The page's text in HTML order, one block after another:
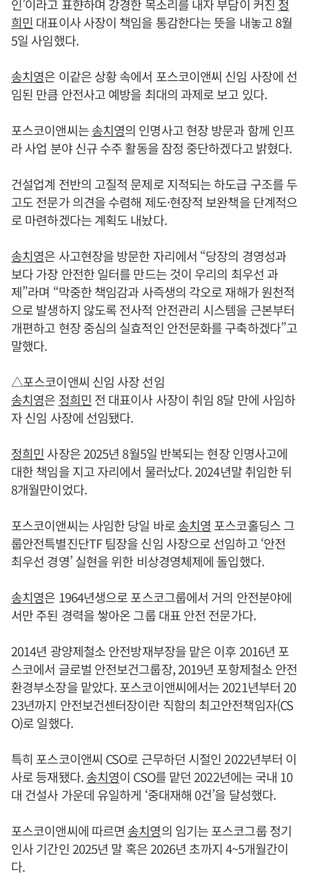
인’이라고 표햔하며 강경한 목소리를 내자 부담이 커진 정
희민 대표이사 사장이 책임을 통감한다는 뜻을 내놓고 8월
5일 사임했다.
송치영은 이같은 상황 속에서 포스코이앤씨 신임 사장에 선
임된 만큼 안전사고 예방을 최대의 과제로 보고 있다.
포스코이앤씨는송치영의 인명사고 현장 방문과 함께 인프
라 사업 분야 신규 수주 활동을 잠정 중단하겠다고 밝혔다.
건설업계 전반의 고질적 문제로 지적되는 하도급 구조를 두
고도 전문가 의견을 수렴해 제도·현장적 보완책을 단계적으
로 마련하겠다는 계획도 내놨다.
송치영은 사고현장을 방문한 자리에서 “당장의 경영성과
보다 가장 안전한 일터를 만드는 것이 우리의 최우선 과
제”라며 “막중한 책임감과 사즉생의 각오로 재해가 원천적
으로 발생하지 않도록 전사적 안전관리 시스템을 근본부터
개편하고 현장 중심의 실효적인 안전문화를 구축하겠다”고
말했다.
△포스코이앤씨 신임 사장 선임
송치영은 정희민 전 대표이사 사장이 취임 8달 만에 사임하
자 신임 사장에 선임됐다.
정희민 사장은 2025년 8월5일 반복되는 현장 인명사고에
대한 책임을 지고 자리에서 물러났다. 2024년말 취임한 뒤
8개월만이었다.
포스코이앤씨는 사임한 당일 바로송치영 포스코홀딩스 그
룹안전특별진단TF 팀장을 신임 사장으로 선임하고 ‘안전
최우선 경영’ 실현을 위한 비상경영체제에 돌입했다.
송치영은 1964년생으로 포스코그룹에서 거의 안전분야에
서만 주된 경력을 쌓아온 그룹 대표 안전 전문가다.
2014년 광양제철소 안전방재부장을 맡은 이후 2016년 포
스코에서 글로벌 안전보건그룹장, 2019년 포항제철소 안전
환경부소장을 맡았다. 포스코이앤씨에서는 2021년부터 20
23년까지 안전보건센터장이란 직함의 최고안전책임자(CS
O)로 일했다.
특히 포스코이앤씨 CSO로 근무하던 시절인 2022년부터 이
사로 등재됐다.송치영이 CSO를 맡던 2022년에는 국내 10
대 건설사 가운데 유일하게 ‘중대재해 0건’을 달성했다.
포스코이앤씨에 따르면 송치영의 임기는 포스코그룹 정기
인사 기간인 2025년 말 혹은 2026년 초까지 4~5개월간이
다.